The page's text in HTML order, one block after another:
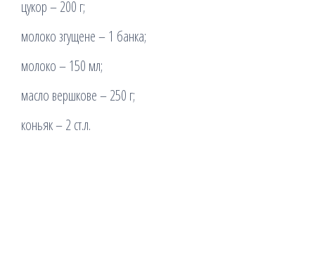
цукор – 200 г;
молоко згущене – 1 банка;
молоко – 150 мл;
масло вершкове – 250 г;
коньяк – 2 ст.л.